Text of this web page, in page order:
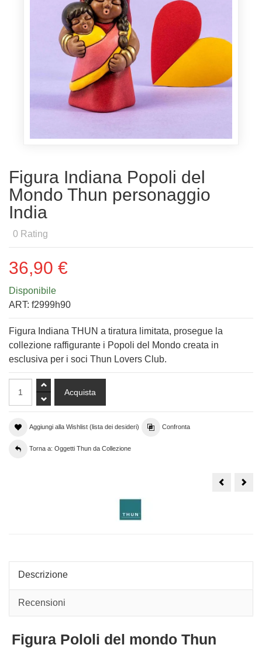
Figura Indiana Popoli del
Mondo Thun personaggio
India
0 Rating
36,90 €
Disponibile
ART: f2999h90
Figura Indiana THUN a tiratura limitata, prosegue la
collezione raffigurante i Popoli del Mondo creata in
esclusiva per i soci Thun Lovers Club.
Aggiungi alla Wishlist (lista dei desideri) Confronta
Torna a: Oggetti Thun da Collezione
Borraccia
Descrizione
Recensioni
Figura Pololi del mondo Thun